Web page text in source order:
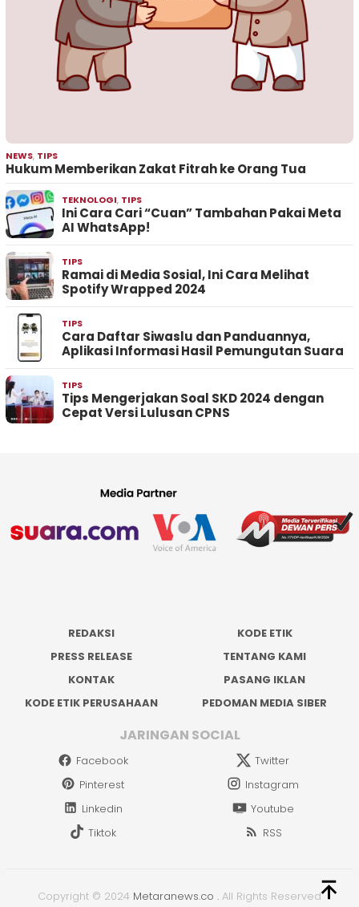
NEWS, TIPS
Hukum Memberikan Zakat Fitrah ke Orang Tua
TEKNOLOGI, TIPS
Ini Cara Cari “Cuan” Tambahan Pakai Meta
AI WhatsApp!
TIPS
Ramai di Media Sosial, Ini Cara Melihat
Spotify Wrapped 2024
TIPS
Cara Daftar Siwaslu dan Panduannya,
Aplikasi Informasi Hasil Pemungutan Suara
TIPS
Tips Mengerjakan Soal SKD 2024 dengan
Cepat Versi Lulusan CPNS
REDAKSI
KODE ETIK
PRESS RELEASE
TENTANG KAMI
KONTAK
PASANG IKLAN
KODE ETIK PERUSAHAAN
PEDOMAN MEDIA SIBER
JARINGAN SOCIAL
Facebook
Twitter
Pinterest
Instagram
Linkedin
Youtube
Tiktok
RSS
Copyright © 2024 Metaranews.co . All Rights Reserved